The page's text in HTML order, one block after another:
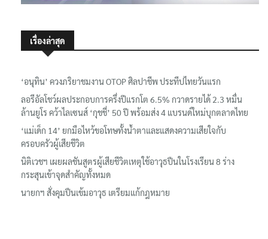
เรื่องล่าสุด
‘อนุทิน’ ควงภริยาชมงาน OTOP ศิลปาชีพ ประทีปไทยวันแรก
ลอรีอัลโชว์ผลประกอบการครึ่งปีแรกโต 6.5% กวาดรายได้ 2.3 หมื่น
ล้านยูโร คว้าไลเซนส์ ‘กุชชี่’ 50 ปี พร้อมส่ง 4 แบรนด์ใหม่บุกตลาดไทย
‘แม่เด็ก 14’ ยกมือไหว้ขอโทษทั้งน้ำตาและแสดงความเสียใจกับ
ครอบครัวผู้เสียชีวิต
นิติเวชฯ เผยผลชันสูตรผู้เสียชีวิตเหตุใช้อาวุธปืนในโรงเรียน 8 ร่าง
กระสุนเข้าจุดสำคัญทั้งหมด
นายกฯ สั่งคุมปืนเข้มอาวุธ เตรียมแก้กฎหมาย